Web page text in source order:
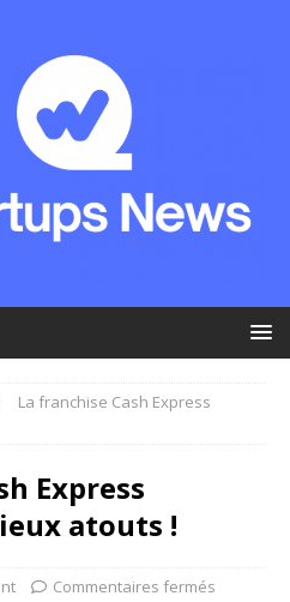
La franchise Cash Express
Express
atouts !
Commentaires fermés